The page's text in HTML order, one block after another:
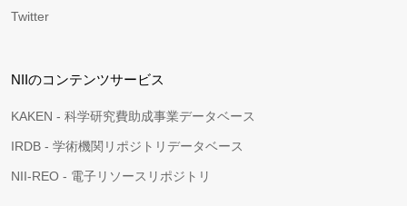
Twitter
NIIのコンテンツサービス
KAKEN - 科学研究費助成事業データベース
IRDB - 学術機関リポジトリデータベース
NII-REO - 電子リソースリポジトリ